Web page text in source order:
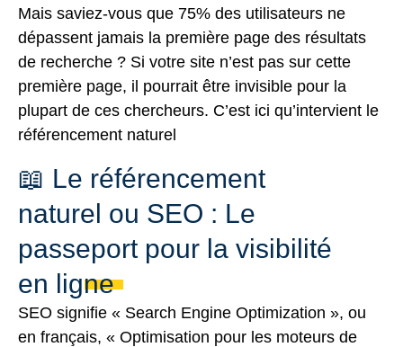
Mais saviez-vous que 75% des utilisateurs ne
dépassent jamais la première page des résultats
de recherche ? Si votre site n’est pas sur cette
première page, il pourrait être invisible pour la
plupart de ces chercheurs. C’est ici qu’intervient le
référencement naturel
📖 Le référencement
naturel ou SEO : Le
passeport pour la visibilité
en ligne
SEO signifie « Search Engine Optimization », ou
en français, « Optimisation pour les moteurs de